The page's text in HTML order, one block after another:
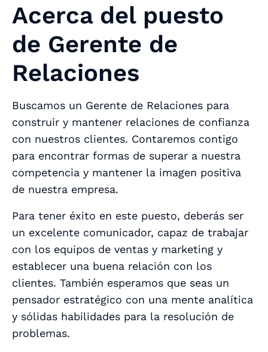
Acerca del puesto
de Gerente de
Relaciones
Buscamos un Gerente de Relaciones para
construir y mantener relaciones de confianza
con nuestros clientes. Contaremos contigo
para encontrar formas de superar a nuestra
competencia y mantener la imagen positiva
de nuestra empresa.
Para tener éxito en este puesto, deberás ser
un excelente comunicador, capaz de trabajar
con los equipos de ventas y marketing y
establecer una buena relación con los
clientes. También esperamos que seas un
pensador estratégico con una mente analítica
y sólidas habilidades para la resolución de
problemas.